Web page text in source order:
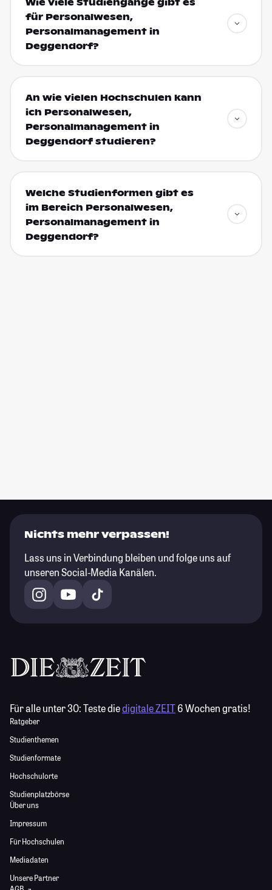
für Personalwesen,
Personalmanagement in
Deggendorf?
An wie vielen Hochschulen kann
ich Personalwesen,
Personalmanagement in
Deggendorf studieren?
Welche Studienformen gibt es
im Bereich Personalwesen,
Personalmanagement in
Deggendorf?
Nichts mehr verpassen!
Lass uns in Verbindung bleiben und folge uns auf
unseren Social-Media Kanälen.
Für alle unter 30:Teste diedigitale ZEIT6 Wochen gratis!
Ratgeber
Studienthemen
Studienformate
Hochschulorte
Studienplatzbörse
Über uns
Impressum
Für Hochschulen
Mediadaten
Unsere Partner